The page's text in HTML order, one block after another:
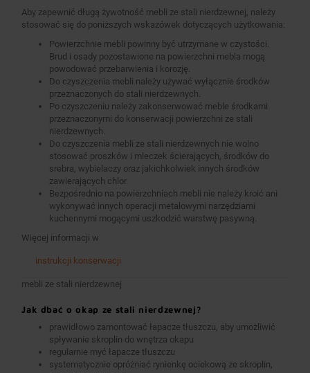
Aby zapewnić długą żywotność mebli ze stali nierdzewnej, należy
stosować się do poniższych wskazówek dotyczących użytkowania:
Powierzchnie mebli powinny być utrzymane w czystości.
Brud i osady pozostawione na powierzchni mebla mogą
powodować przebarwienia i korozję.
Do czyszczenia mebli należy używać wyłącznie środków
przeznaczonych do stali nierdzewnych.
Po czyszczeniu należy zakonserwować meble środkami
przeznaczonymi do konserwacji powierzchni ze stali
nierdzewnych.
Do czyszczenia mebli ze stali nierdzewnych nie wolno
stosować proszków i mleczek ścierających, środków do
srebra, wybielaczy oraz jakichkolwiek innych środków
zawierających chlor.
Bezpośrednio na powierzchniach mebli nie należy kroić ani
wykonywać innych operacji metalowymi narzędziami
kuchennymi mogącymi uszkodzić warstwę pasywną.
Więcej informacji w
instrukcji konserwacji
mebli ze stali nierdzewnej
Jak dbać o okap ze stali nierdzewnej?
prawidłowo zamontować łapacze tłuszczu, aby umożliwić
spływanie skroplin do wnętrza okapu
regularnie myć łapacze tłuszczu
systematycznie opróżniać rynienkę ociekową ze skroplin,